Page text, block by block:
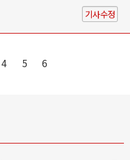
기사수정
4 5 6